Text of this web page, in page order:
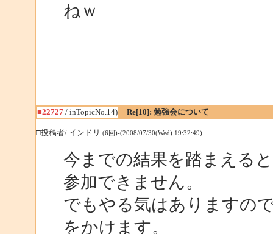
ねｗ
■22727/ inTopicNo.14) Re[10]: 勉強会について
□投稿者/ インドリ (6回)-(2008/07/30(Wed) 19:32:49)
今までの結果を踏まえる
参加できません。
でもやる気はありますの
をかけます。